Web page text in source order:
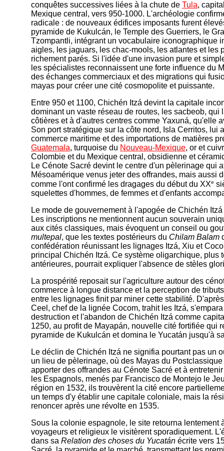
conquêtes successives liées à la chute de Tula,
Mexique central, vers 950-1000. L'archéologie
radicale : de nouveaux édifices imposants furent
pyramide de Kukulcán, le Temple des Guerriers, le
Tzompantli, intégrant un vocabulaire iconographique
aigles, les jaguars, les chac-mools, les atlantes et les
richement parés. Si l'idée d'une invasion pure et
les spécialistes reconnaissent une forte influence du
des échanges commerciaux et des migrations qui
mayas pour créer une cité cosmopolite et puissante.
Entre 950 et 1100, Chichén Itzá devint la capitale
dominant un vaste réseau de routes, les sacbeob, qui
côtières et à d'autres centres comme Yaxuná, qu'elle
Son port stratégique sur la côte nord, Isla Cerritos, lui
commerce maritime et des importations de matières
Guatemala, turquoise du Nouveau-Mexique, or et
Colombie et du Mexique central, obsidienne et
Le Cénote Sacré devint le centre d'un pèlerinage qui
Mésoamérique venus jeter des offrandes, mais aussi
comme l'ont confirmé les dragages du début du XXe
squelettes d'hommes, de femmes et d'enfants
Le mode de gouvernement à l'apogée de Chichén
Les inscriptions ne mentionnent aucun souverain
aux cités classiques, mais évoquent un conseil ou
multepal, que les textes postérieurs du Chilam Balam
confédération réunissant les lignages Itzá, Xiu et
principal Chichén Itzá. Ce système oligarchique, plus
antérieures, pourrait expliquer l'absence de stèles
La prospérité reposait sur l'agriculture autour des
commerce à longue distance et la perception de
entre les lignages finit par miner cette stabilité.
Ceel, chef de la lignée Cocom, trahit les Itzá,
destruction et l'abandon de Chichén Itzá comme
1250, au profit de Mayapán, nouvelle cité fortifiée qui
pyramide de Kukulcán et domina le Yucatán jusqu'à
Le déclin de Chichén Itzá ne signifia pourtant pas un
un lieu de pèlerinage, où des Mayas du
apporter des offrandes au Cénote Sacré et à
les Espagnols, menés par Francisco de Montejo le
région en 1532, ils trouvèrent la cité encore
un temps d'y établir une capitale coloniale, mais la
renoncer après une révolte en 1535.
Sous la colonie espagnole, le site retourna lentement
voyageurs et religieux le visitèrent sporadiquement.
dans sa Relation des choses du Yucatán écrite vers